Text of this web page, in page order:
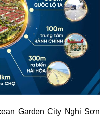
Garden City Nghi Sơn